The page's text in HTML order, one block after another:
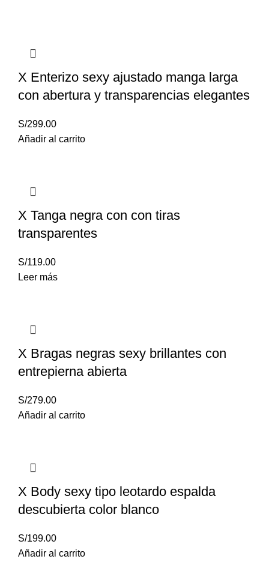
X Enterizo sexy ajustado manga larga
con abertura y transparencias elegantes
S/299.00
Añadir al carrito
X Tanga negra con con tiras
transparentes
S/119.00
Leer más
X Bragas negras sexy brillantes con
entrepierna abierta
S/279.00
Añadir al carrito
X Body sexy tipo leotardo espalda
descubierta color blanco
S/199.00
Añadir al carrito